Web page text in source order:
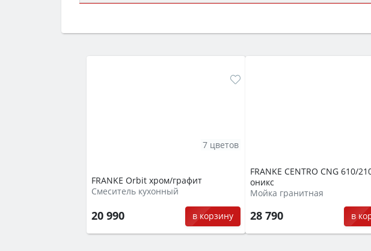
семьи, класс энергопотребления не ниже A и нужные
FRANKE Orbit хром/графит
Смеситель кухонный
20 990 в корзину
7 цветов
FRANKE CENTRO CNG 610/
оникс
Мойка гранитная
28 790 в